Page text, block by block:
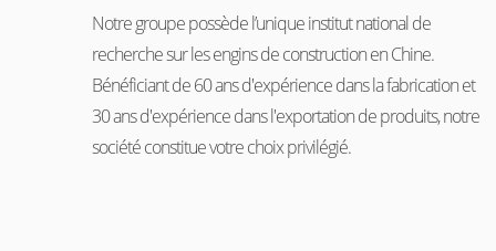
Notre groupe possède l’unique institut national de
recherche sur les engins de construction en Chine.
Bénéficiant de 60 ans d'expérience dans la fabrication et
30 ans d'expérience dans l'exportation de produits, notre
société constitue votre choix privilégié.